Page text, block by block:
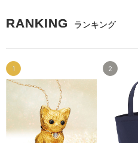
RANKING ランキング
1 2